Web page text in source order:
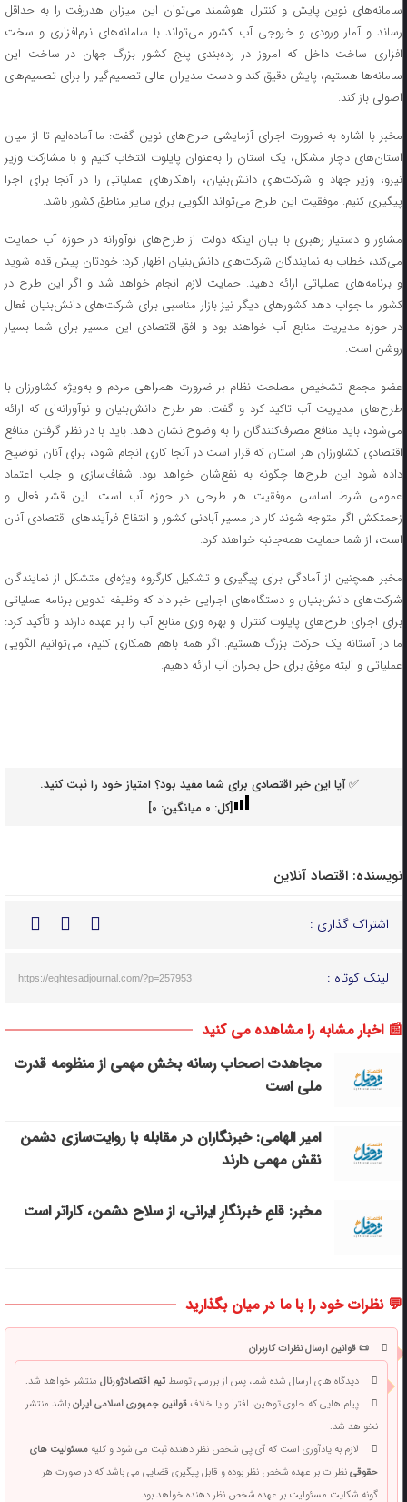
سامانه‌های نوین پایش و کنترل هوشمند می‌توان این میزان هدررفت را به حداقل
رساند و آمار ورودی و خروجی آب کشور می‌تواند با سامانه‌های نرم‌افزاری و سخت
افزاری ساخت داخل که امروز در رده‌بندی پنج کشور بزرگ جهان در ساخت این
سامانه‌ها هستیم، پایش دقیق کند و دست مدیران عالی تصمیم‌گیر را برای تصمیم‌های
اصولی باز کند.
مخبر با اشاره به ضرورت اجرای آزمایشی طرح‌های نوین گفت: ما آماده‌ایم تا از میان
استان‌های دچار مشکل، یک استان را به‌عنوان پایلوت انتخاب کنیم و با مشارکت وزیر
نیرو، وزیر جهاد و شرکت‌های دانش‌بنیان، راهکار‌های عملیاتی را در آنجا برای اجرا
پیگیری کنیم. موفقیت این طرح می‌تواند الگویی برای سایر مناطق کشور باشد.
مشاور و دستیار رهبری با بیان اینکه دولت از طرح‌های نوآورانه در حوزه آب حمایت
می‌کند، خطاب به نمایندگان شرکت‌های دانش‌بنیان اظهار کرد: خودتان پیش قدم شوید
و برنامه‌های عملیاتی ارائه دهید. حمایت لازم انجام خواهد شد و اگر این طرح در
کشور ما جواب دهد کشور‌های دیگر نیز بازار مناسبی برای شرکت‌های دانش‌بنیان فعال
در حوزه مدیریت منابع آب خواهند بود و افق اقتصادی این مسیر برای شما بسیار
روشن است.
عضو مجمع تشخیص مصلحت نظام بر ضرورت همراهی مردم و به‌ویژه کشاورزان با
طرح‌های مدیریت آب تاکید کرد و گفت: هر طرح دانش‌بنیان و نوآورانه‌ای که ارائه
می‌شود، باید منافع مصرف‌کنندگان را به وضوح نشان دهد. باید با در نظر گرفتن منافع
اقتصادی کشاورزان هر استان که قرار است در آنجا کاری انجام شود، برای آنان توضیح
داده شود این طرح‌ها چگونه به نفع‌شان خواهد بود. شفاف‌سازی و جلب اعتماد
عمومی شرط اساسی موفقیت هر طرحی در حوزه آب است. این قشر فعال و
زحمتکش اگر متوجه شوند کار در مسیر آبادنی کشور و انتفاع فرآیند‌های اقتصادی آنان
است، از شما حمایت همه‌جانبه خواهند کرد.
مخبر همچنین از آمادگی برای پیگیری و تشکیل کارگروه ویژه‌ای متشکل از نمایندگان
شرکت‌های دانش‌بنیان و دستگاه‌های اجرایی خبر داد که وظیفه تدوین برنامه عملیاتی
برای اجرای طرح‌های پایلوت کنترل و بهره وری منابع آب را بر عهده دارند و تأکید کرد:
ما در آستانه یک حرکت بزرگ هستیم. اگر همه باهم همکاری کنیم، می‌توانیم الگویی
عملیاتی و البته موفق برای حل بحران آب ارائه دهیم.
✅ آیا این خبر اقتصادی برای شما مفید بود؟ امتیاز خود را ثبت کنید.
[کل: 0میانگین: 0
]
نویسنده: اقتصاد آنلاین
اشتراک گذاری :
لینک کوتاه : https://eghtesadjournal.com/?p=257953
📰 اخبار مشابه را مشاهده می کنید
مجاهدت اصحاب رسانه بخش مهمی از منظومه قدرت
ملی است
امیر الهامی: خبرنگاران در مقابله با روایت‌سازی دشمن
نقش مهمی دارند
مخبر: قلمِ خبرنگارِ ایرانی، از سلاح دشمن، کاراتر است
💬 نظرات خود را با ما در میان بگذارید
📜 قوانین ارسال نظرات کاربران
دیدگاه های ارسال شده شما، پس از بررسی توسطتیم اقتصادژورنالمنتشر خواهد شد.
پیام هایی که حاوی توهین، افترا و یا خلافقوانین جمهوری اسلامی ایرانباشد منتشر
نخواهد شد.
لازم به یادآوری است که آی پی شخص نظر دهنده ثبت می شود و کلیهمسئولیت های
حقوقینظرات بر عهده شخص نظر بوده و قابل پیگیری قضایی می باشد که در صورت هر
گونه شکایت مسئولیت بر عهده شخص نظر دهنده خواهد بود.